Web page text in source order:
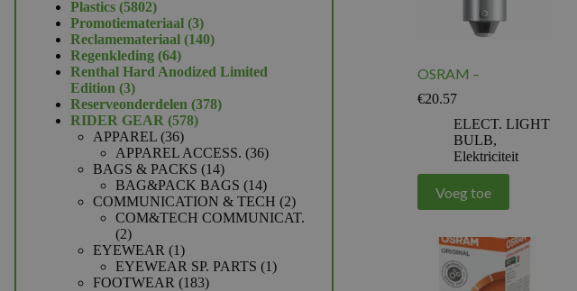
OSRAM –
€20.57
ELECT. LIGHT
BULB,
Elektriciteit
Voeg toe
producten
Plastics 58025802
producten
Promotiemateriaal 33
producten
Reclamemateriaal 140140
Regenkleding 6464
producten
Renthal Hard Anodized Limited
Edition 33
producten
Reserveonderdelen 378378
RIDER GEAR 578578
APPAREL 3636
producten
APPAREL ACCESS. 3636
BAGS & PACKS 1414
producten
BAG&PACK BAGS 1414
producten
COMMUNICATION & TECH 22
producten
COM&TECH COMMUNICAT.
22
producten
EYEWEAR 11
product
EYEWEAR SP. PARTS 11
FOOTWEAR 183183